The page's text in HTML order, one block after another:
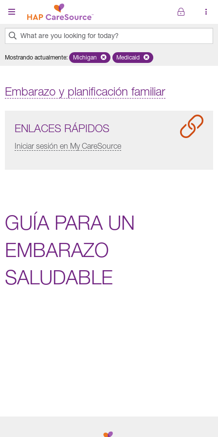
Pasar al contenido principal
What are you looking for today?
results
Mostrando actualmente: Remove selected state 'Michigan'
Michigan Remove selected plan 'Medicaid'
Medicaid
Embarazo y planificación familiar
ENLACES RÁPIDOS
Iniciar sesión en My CareSource
GUÍA PARA UN
EMBARAZO
SALUDABLE